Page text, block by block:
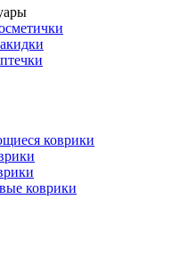
коврики
коврики